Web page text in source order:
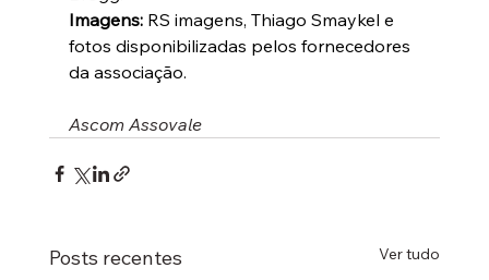
Imagens: RS imagens, Thiago Smaykel e
fotos disponibilizadas pelos fornecedores
da associação.
Ascom Assovale
Posts recentes Ver tudo